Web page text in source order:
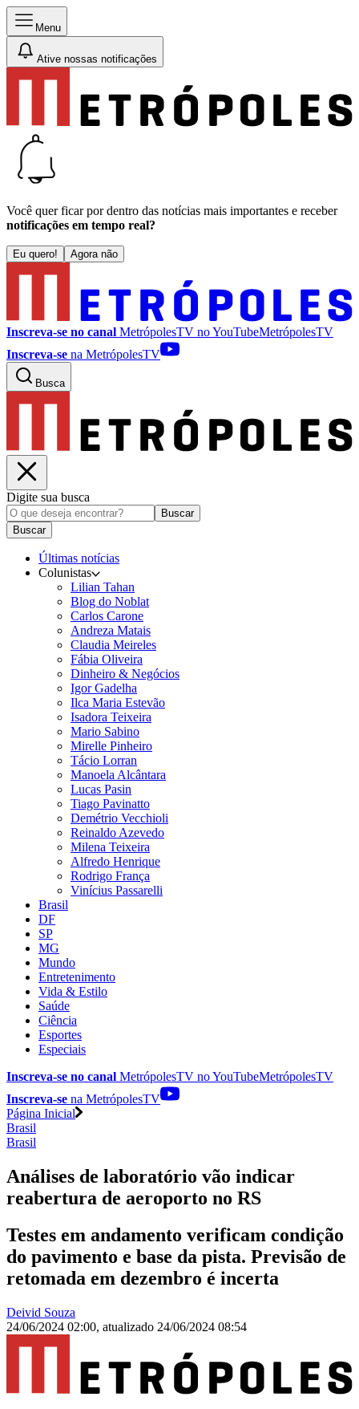
Menu
Ative nossas notificações
Você quer ficar por dentro das notícias mais importantes e receber
notificações em tempo real?
Eu quero! Agora não
Inscreva-se no canal MetrópolesTV noYouTubeMetrópolesTV
Inscreva-se na MetrópolesTV
Busca
Digite sua busca
Buscar
Buscar
Últimas notícias
Colunistas
Lilian Tahan
Blog do Noblat
Carlos Carone
Andreza Matais
Claudia Meireles
Fábia Oliveira
Dinheiro & Negócios
Igor Gadelha
Ilca Maria Estevão
Isadora Teixeira
Mario Sabino
Mirelle Pinheiro
Tácio Lorran
Manoela Alcântara
Lucas Pasin
Tiago Pavinatto
Demétrio Vecchioli
Reinaldo Azevedo
Milena Teixeira
Alfredo Henrique
Rodrigo França
Vinícius Passarelli
Brasil
DF
SP
MG
Mundo
Entretenimento
Vida & Estilo
Saúde
Ciência
Esportes
Especiais
Inscreva-se no canal MetrópolesTV noYouTubeMetrópolesTV
Inscreva-se na MetrópolesTV
Página Inicial
Brasil
Brasil
Análises de laboratório vão indicar
reabertura de aeroporto no RS
Testes em andamento verificam condição
do pavimento e base da pista. Previsão de
retomada em dezembro é incerta
Deivid Souza
24/06/2024 02:00, atualizado 24/06/2024 08:54